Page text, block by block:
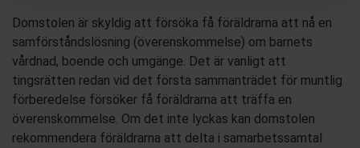
Domstolen är skyldig att försöka få föräldrarna att nå en
samförståndslösning (överenskommelse) om barnets
vårdnad, boende och umgänge. Det är vanligt att
tingsrätten redan vid det första sammanträdet för muntlig
förberedelse försöker få föräldrarna att träffa en
överenskommelse. Om det inte lyckas kan domstolen
rekommendera föräldrarna att delta i samarbetssamtal